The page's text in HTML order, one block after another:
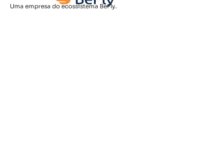
Uma empresa do ecossistema BeFly.